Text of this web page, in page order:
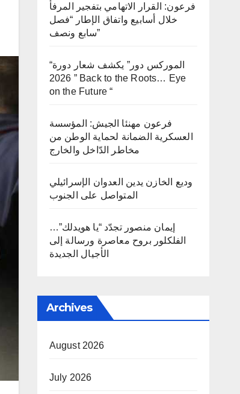
فرعون: القرار الاتهامي بتفجير المرفأ
خلال أسابيع واتفاق الإطار “فصل
سابع ونصف”
“الموركس دور” يكشف شعار دورة
2026 ” Back to the Roots… Eye
on the Future “
فرعون مهنئا الجيش: المؤسسة
العسكرية الضمانة لحماية الوطن من
مخاطر الدّاخل والخارج
وديع الخازن يدين العدوان الإسرائيلي
المتواصل على الجنوب
إيمان منصور تجدّد “يا هويدلك”…
الفلكلور بروح معاصرة ورسالة إلى
الأجيال الجديدة
Archives
August 2026
July 2026